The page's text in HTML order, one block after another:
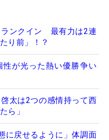
ランクイン 最有力は2連
り前」！？
性が光った熱い優勝争い
太は2つの感情持って西
ら」
に戻せるように」体調面